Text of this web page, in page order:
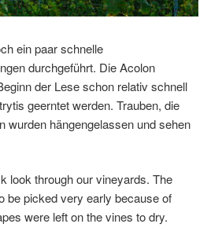
ein paar schnelle
durchgeführt. Die Acolon
der Lese schon relativ schnell
geerntet werden. Trauben, die
wurden hängengelassen und sehen
look through our vineyards. The
be picked very early because of
were left on the vines to dry.